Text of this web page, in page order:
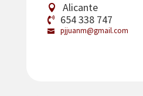
Alicante
654 338 747
pjjuanm@gmail.com